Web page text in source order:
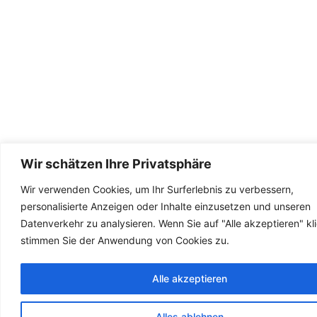
Wir schätzen Ihre Privatsphäre
Wir verwenden Cookies, um Ihr Surferlebnis zu verbessern,
personalisierte Anzeigen oder Inhalte einzusetzen und unseren
Datenverkehr zu analysieren. Wenn Sie auf "Alle akzeptieren"
stimmen Sie der Anwendung von Cookies zu.
Alle akzeptieren